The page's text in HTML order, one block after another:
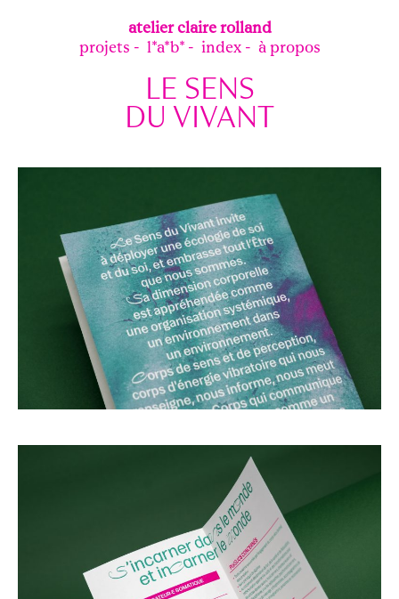
atelierclaire rolland
projets
l*a*b* index à propos
LE SENS
DU VIVANT